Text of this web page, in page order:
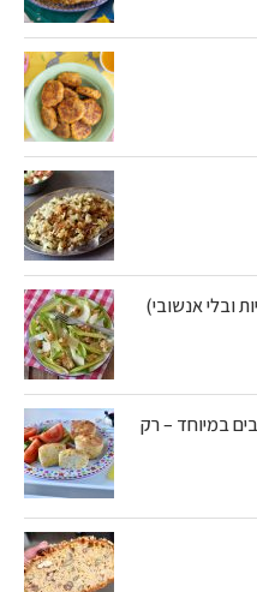
ובלי אנשובי)
במיוחד – רק